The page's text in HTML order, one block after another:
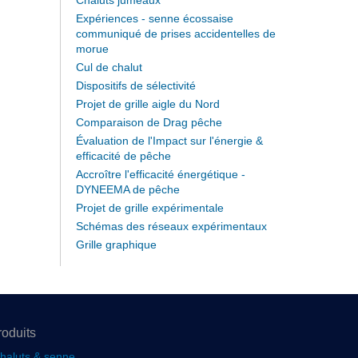
Expériences - senne écossaise
communiqué de prises accidentelles de
morue
Cul de chalut
Dispositifs de sélectivité
Projet de grille aigle du Nord
Comparaison de Drag pêche
Évaluation de l'Impact sur l'énergie &
efficacité de pêche
Accroître l'efficacité énergétique -
DYNEEMA de pêche
Projet de grille expérimentale
Schémas des réseaux expérimentaux
Grille graphique